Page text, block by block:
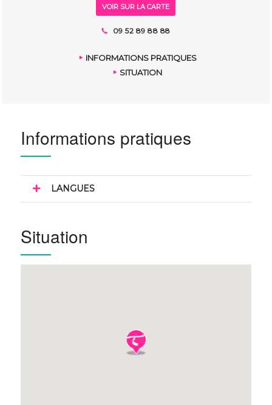
VOIR SUR LA CARTE
09 52 89 88 88
INFORMATIONS PRATIQUES
SITUATION
Informations pratiques
LANGUES
Situation